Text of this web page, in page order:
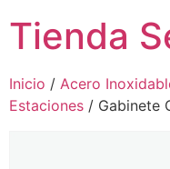
Tienda
Inicio / Acero
Estaciones / Gabinete